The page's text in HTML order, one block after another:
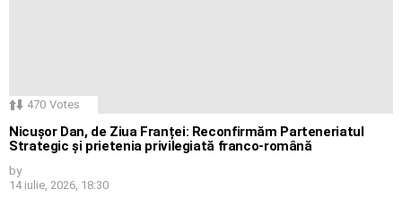
470 Votes
Nicușor Dan, de Ziua Franței: Reconfirmăm Parteneriatul
Strategic și prietenia privilegiată franco-română
by
14 iulie, 2026, 18:30